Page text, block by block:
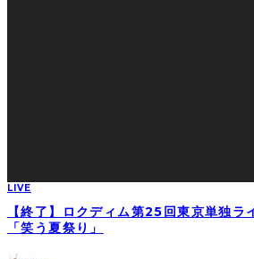
LIVE
【終了】ロクディム第25回東京単独
「笑う夏祭り」